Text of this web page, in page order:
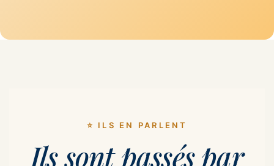
⭐ ILS EN PARLENT
Ils sont passés par